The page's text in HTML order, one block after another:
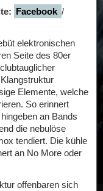
Facebook /
elektronischen
Seite des 80er
Elemente, welche
So erinnert
an Bands
die nebulöse
tendiert. Die kühle
an No More oder
offenbaren sich